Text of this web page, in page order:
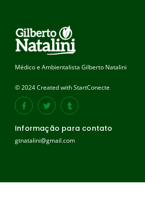
Médico e Ambientalista Gilberto Natalini
© 2024 Created with StartConecte
Informação para contato
gtnatalini@gmail.com